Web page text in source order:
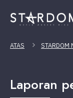
ATAS
Laporan